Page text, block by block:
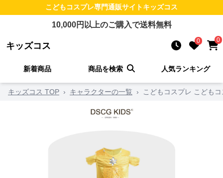
こどもコスプレ専門通販サイトキッズコス
10,000円以上のご購入で送料無料
キッズコス 0 0
新着商品 商品を検索 人気ランキング
キッズコス TOP › キャラクターの一覧 › こどもコスプレ こども